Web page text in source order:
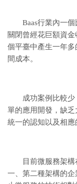
Baas行業內一
關閉曾經花巨額資金
個平臺中產生一年
間成本。
成功案例比較
單的應用開發，缺乏
統一的認知以及相應
目前微服務架
一、第二種架構的